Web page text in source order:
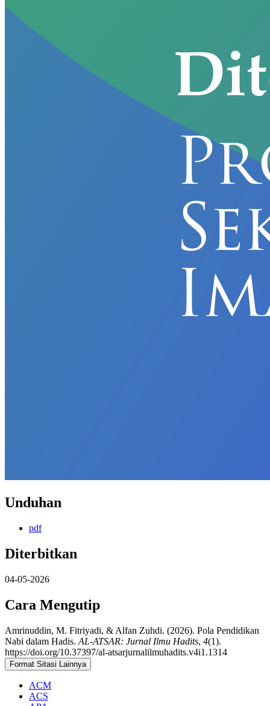
Unduhan
pdf
Diterbitkan
04-05-2026
Cara Mengutip
Amrinuddin, M. Fitriyadi, & Alfan Zuhdi. (2026). Pola Pendidikan
Nabi dalam Hadis. AL-ATSAR: Jurnal Ilmu Hadits, 4(1).
https://doi.org/10.37397/al-atsarjurnalilmuhadits.v4i1.1314
Format Sitasi Lainnya
ACM
ACS